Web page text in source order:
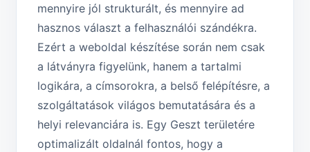
mennyire jól strukturált, és mennyire ad
hasznos választ a felhasználói szándékra.
Ezért a weboldal készítése során nem csak
a látványra figyelünk, hanem a tartalmi
logikára, a címsorokra, a belső felépítésre, a
szolgáltatások világos bemutatására és a
helyi relevanciára is. Egy Geszt területére
optimalizált oldalnál fontos, hogy a